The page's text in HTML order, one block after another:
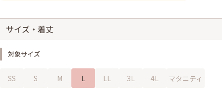
サイズ・着丈
対象サイズ
SS S M L LL 3L 4L マタニティ